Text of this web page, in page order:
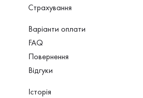
Страхування
Варіанти оплати
FAQ
Повернення
Відгуки
Історія